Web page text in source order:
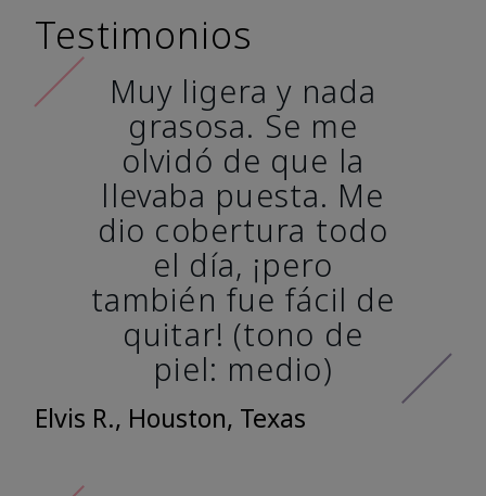
Testimonios
Muy ligera y nada
grasosa. Se me
olvidó de que la
llevaba puesta. Me
dio cobertura todo
el día, ¡pero
también fue fácil de
quitar! (tono de
piel: medio)
Elvis R., Houston, Texas